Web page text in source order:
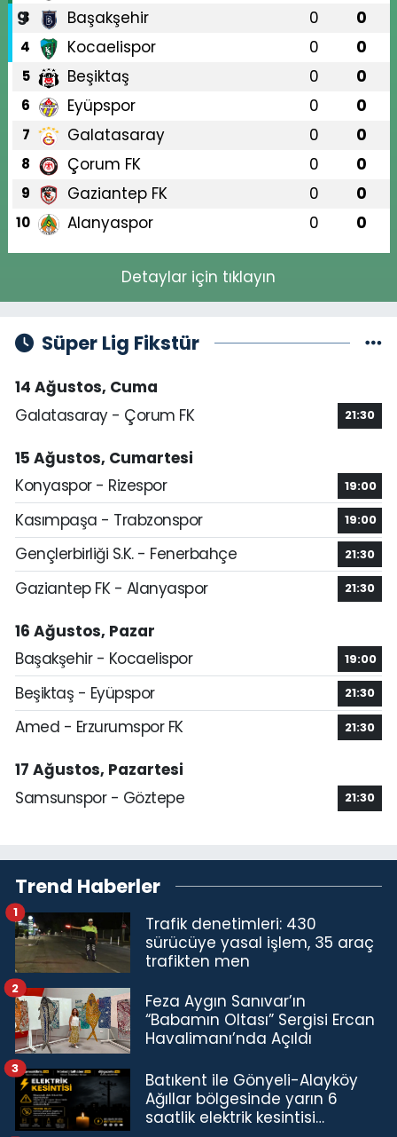
3 Başakşehir 0 0
4 Kocaelispor 0 0
5 Beşiktaş 0 0
6 Eyüpspor 0 0
7 Galatasaray 0 0
8 Çorum FK 0 0
9 Gaziantep FK 0 0
10 Alanyaspor 0 0
Detaylar için tıklayın
Süper Lig Fikstür
14 Ağustos, Cuma
Galatasaray - Çorum FK
21:30
15 Ağustos, Cumartesi
Konyaspor - Rizespor
19:00
Kasımpaşa - Trabzonspor 19:00
Gençlerbirliği S.K. - Fenerbahçe 21:30
Gaziantep FK - Alanyaspor 21:30
16 Ağustos, Pazar
Başakşehir - Kocaelispor
19:00
Beşiktaş - Eyüpspor 21:30
Amed - Erzurumspor FK 21:30
17 Ağustos, Pazartesi
Samsunspor - Göztepe
21:30
Trend Haberler
Trafik denetimleri: 430
sürücüye yasal işlem, 35 araç
trafikten men
1
Feza Aygın Sanıvar’ın
“Babamın Oltası” Sergisi Ercan
Havalimanı’nda Açıldı
2
Batıkent ile Gönyeli-Alayköy
Ağıllar bölgesinde yarın 6
saatlik elektrik kesintisi…
3